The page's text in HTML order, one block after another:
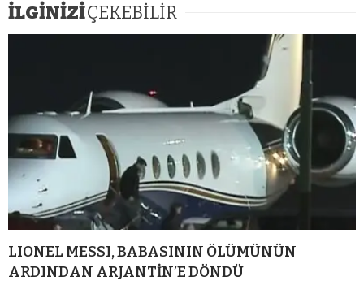
İLGİNİZİÇEKEBİLİR
LIONEL MESSI, BABASININ ÖLÜMÜNÜN
ARDINDAN ARJANTİN’E DÖNDÜ